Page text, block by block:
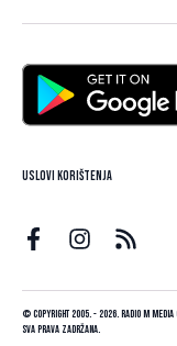
Uslovi korištenja
© Copyright 2005. - 2026. Radio M Media
Sva prava zadržana.